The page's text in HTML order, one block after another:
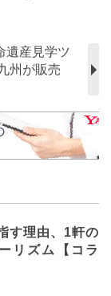
遺産見学ツ
州が販売
す理由、1軒の
リズム【コラ